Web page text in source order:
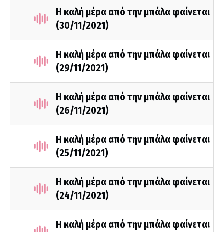
Η καλή μέρα από την μπάλα φαίνεται
(30/11/2021)
Η καλή μέρα από την μπάλα φαίνεται
(29/11/2021)
Η καλή μέρα από την μπάλα φαίνεται
(26/11/2021)
Η καλή μέρα από την μπάλα φαίνεται
(25/11/2021)
Η καλή μέρα από την μπάλα φαίνεται
(24/11/2021)
Η καλή μέρα από την μπάλα φαίνεται